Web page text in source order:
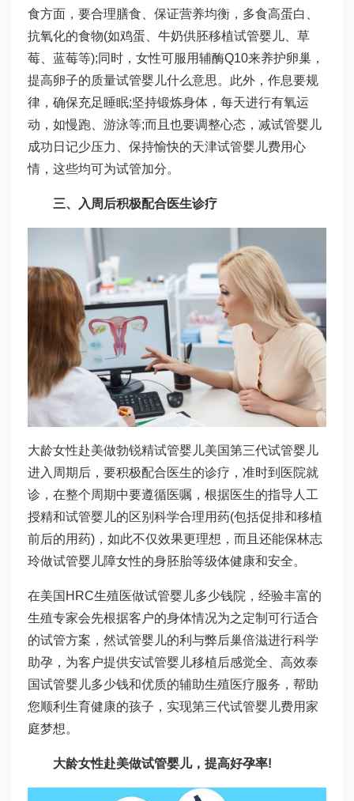
食方面，要合理膳食、保证营养均衡，多食高蛋白、
抗氧化的食物(如鸡蛋、牛奶供胚移植试管婴儿、草
莓、蓝莓等);同时，女性可服用辅酶Q10来养护卵巢，
提高卵子的质量试管婴儿什么意思。此外，作息要规
律，确保充足睡眠;坚持锻炼身体，每天进行有氧运
动，如慢跑、游泳等;而且也要调整心态，减试管婴儿
成功日记少压力、保持愉快的天津试管婴儿费用心
情，这些均可为试管加分。
三、入周后积极配合医生诊疗
大龄女性赴美做勃锐精试管婴儿美国第三代试管婴儿
进入周期后，要积极配合医生的诊疗，准时到医院就
诊，在整个周期中要遵循医嘱，根据医生的指导人工
授精和试管婴儿的区别 科学合理用药(包括促排和移植
前后的用药)，如此不仅效果更理想，而且还能保林志
玲做试管婴儿障女性的身胚胎等级体健康和安全。
在美国HRC生殖医做试管婴儿多少钱院，经验丰富的
生殖专家会先根据客户的身体情况为之定制可行适合
的试管方案，然试管婴儿的利与弊后巢倍滋进行科学
助孕，为客户提供安试管婴儿移植后感觉全、高效泰
国试管婴儿多少钱和优质的辅助生殖医疗服务，帮助
您顺利生育健康的孩子，实现第三代试管婴儿费用家
庭梦想。
大龄女性赴美做试管婴儿，提高好孕率!